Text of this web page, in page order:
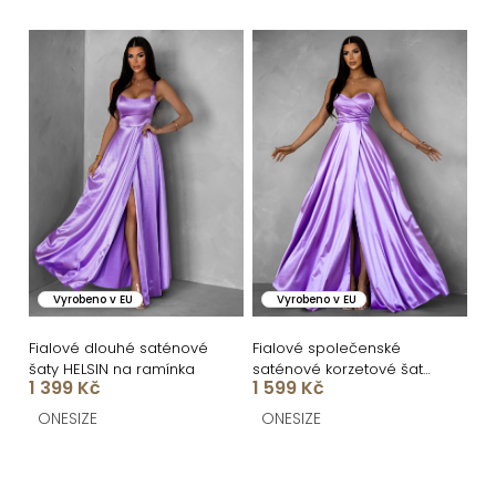
ů
Vyrobeno v EU
Fialové dlouhé saténové
šaty HELSIN na ramínka
1 399 Kč
ONESIZE
Vyrobeno v EU
Fialové společenské
saténové korzetové šaty
SYCHAEUS
1 599 Kč
ONESIZE